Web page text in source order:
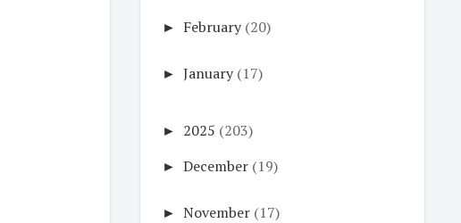
► February (20)
► January (17)
► 2025 (203)
► December (19)
► November (17)